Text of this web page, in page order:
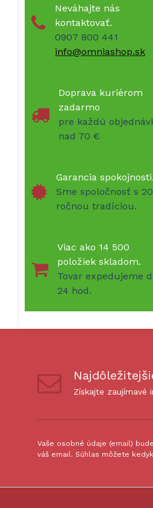
Neváhajte nás
kontaktovať.
0907 800 441
info@omniashop.sk
Doprava kuriérom
zadarmo
pre každú
nad 70 €
Garancia spokojnosti.
Sme spoločnosť s 20
ročnou tradíciou.
Viac ako 14 500
položiek skladom.
Tovar expedujeme
24 hod.
Získajte zaujímavé
Vaše osobné údaje (email)
váš email. Súhlas môžete